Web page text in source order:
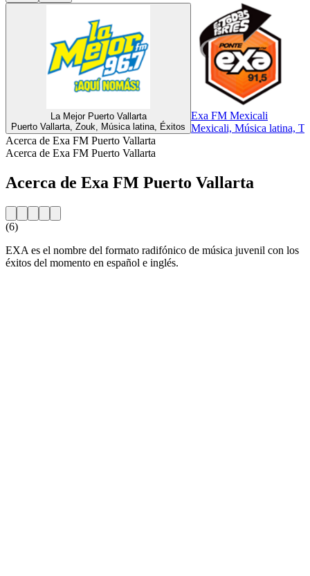
La Mejor Puerto Vallarta
Puerto Vallarta, Zouk, Música latina, Éxitos
Exa FM Mexicali
Mexicali, Música latina,
Acerca de Exa FM Puerto Vallarta
Acerca de Exa FM Puerto Vallarta
Acerca de Exa FM Puerto Vallarta
(6)
EXA es el nombre del formato radifónico de música juvenil con los
éxitos del momento en español e inglés.